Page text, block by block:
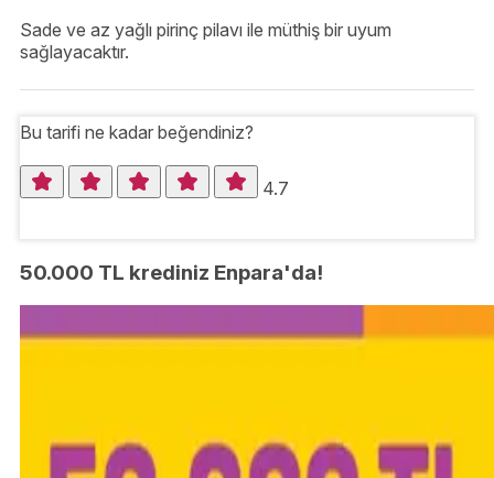
Sade ve az yağlı pirinç pilavı ile müthiş bir uyum
sağlayacaktır.
Bu tarifi ne kadar beğendiniz?
4.7
50.000 TL krediniz Enpara'da!